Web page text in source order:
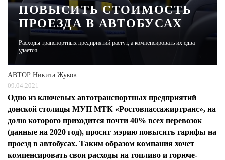
ЖУРНАЛ
ПОВЫСИТЬ СТОИМОСТЬ
ПРОЕЗДА В АВТОБУСАХ
Расходы транспортных предприятий растут, а компенсировать их едва
удается
АВТОР Никита Жуков
09.04.2021
Одно из ключевых автотранспортных предприятий
донской столицы МУП МТК «Ростовпассажиртранс», на
долю которого приходится почти 40% всех перевозок
(данные на 2020 год), просит мэрию повысить тарифы на
проезд в автобусах. Таким образом компания хочет
компенсировать свои расходы на топливо и горюче-